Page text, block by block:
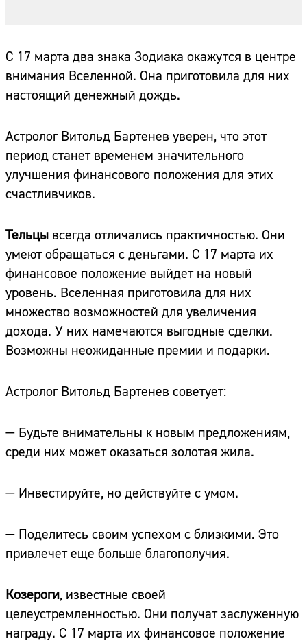
С 17 марта два знака Зодиака окажутся в центре
внимания Вселенной. Она приготовила для них
настоящий денежный дождь.
Астролог Витольд Бартенев уверен, что этот
период станет временем значительного
улучшения финансового положения для этих
счастливчиков.
Тельцы всегда отличались практичностью. Они
умеют обращаться с деньгами. С 17 марта их
финансовое положение выйдет на новый
уровень. Вселенная приготовила для них
множество возможностей для увеличения
дохода. У них намечаются выгодные сделки.
Возможны неожиданные премии и подарки.
Астролог Витольд Бартенев советует:
— Будьте внимательны к новым предложениям,
среди них может оказаться золотая жила.
— Инвестируйте, но действуйте с умом.
— Поделитесь своим успехом с близкими. Это
привлечет еще больше благополучия.
Козероги, известные своей
целеустремленностью. Они получат заслуженную
награду. С 17 марта их финансовое положение